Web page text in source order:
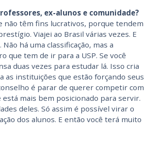
ex-alunos e comunidade?
não têm fins lucrativos, porque tendem
Viajei ao Brasil várias vezes. E
há uma classificação, mas a
que tem de ir para a USP. Se você
duas vezes para estudar lá. Isso cria
as instituições que estão forçando seus
é parar de querer competir com
mais bem posicionado para servir.
deles. Só assim é possível virar o
dos alunos. E então você terá muito